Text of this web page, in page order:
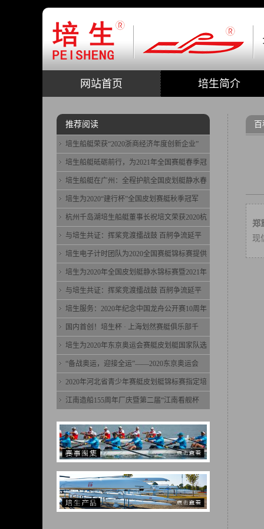
网站首页 培生简介
郑
现
推荐阅读
培生船艇荣获“2020浙商经济年度创新企业”
培生船艇砥砺前行，为2021年全国赛艇春季冠
培生船艇在广州：全程护航全国皮划艇静水春
培生为2020“建行杯”全国皮划赛艇秋季冠军
杭州千岛湖培生船艇董事长祝培文荣获2020杭
与培生共证：挥桨竞渡擂战鼓 百舸争流延平
培生电子计时团队为2020全国赛艇锦标赛提供
培生为2020年全国皮划艇静水锦标赛暨2021年
与培生共证：挥桨竞渡擂战鼓 百舸争流延平
培生服务：2020年纪念中国龙舟公开赛10周年
国内首创！培生杯 · 上海划然赛艇俱乐部千
培生为2020年东京奥运会赛艇皮划艇国家队选
“备战奥运，迎接全运”——2020东京奥运会
2020年河北省青少年赛艇皮划艇锦标赛指定培
江南造船155周年厂庆暨第二届“江南看舰杯